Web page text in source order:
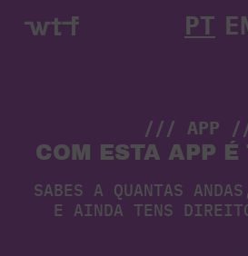
PT
Descarrega
/// APP
COM ESTA APP É
SABES A QUANTAS
E AINDA TENS